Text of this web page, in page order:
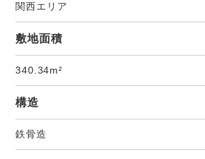
関西エリア
敷地面積
340.34m²
構造
鉄骨造